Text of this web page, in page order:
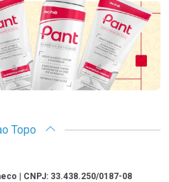
Topo
| CNPJ: 33.438.250/0187-08